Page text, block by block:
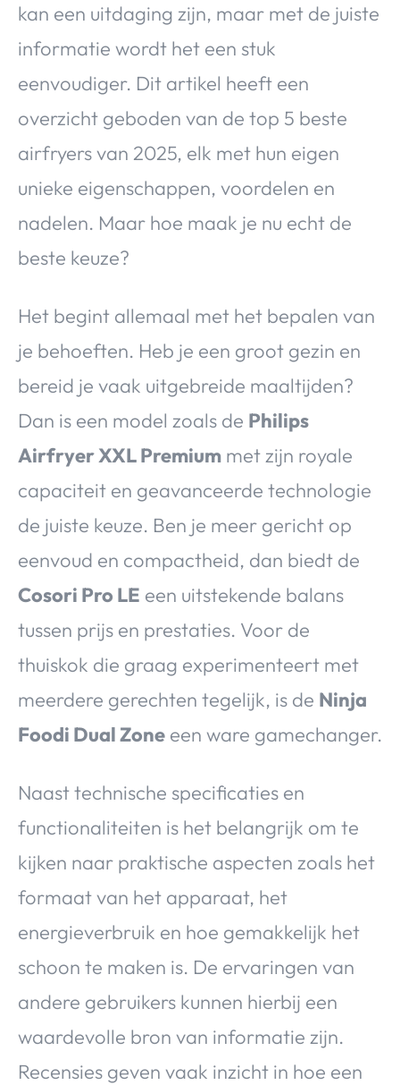
kan een uitdaging zijn, maar met de juiste
informatie wordt het een stuk
eenvoudiger. Dit artikel heeft een
overzicht geboden van de top 5 beste
airfryers van 2025, elk met hun eigen
unieke eigenschappen, voordelen en
nadelen. Maar hoe maak je nu echt de
beste keuze?
Het begint allemaal met het bepalen van
je behoeften. Heb je een groot gezin en
bereid je vaak uitgebreide maaltijden?
Dan is een model zoals de Philips
Airfryer XXL Premium met zijn royale
capaciteit en geavanceerde technologie
de juiste keuze. Ben je meer gericht op
eenvoud en compactheid, dan biedt de
Cosori Pro LE een uitstekende balans
tussen prijs en prestaties. Voor de
thuiskok die graag experimenteert met
meerdere gerechten tegelijk, is de Ninja
Foodi Dual Zone een ware gamechanger.
Naast technische specificaties en
functionaliteiten is het belangrijk om te
kijken naar praktische aspecten zoals het
formaat van het apparaat, het
energieverbruik en hoe gemakkelijk het
schoon te maken is. De ervaringen van
andere gebruikers kunnen hierbij een
waardevolle bron van informatie zijn.
Recensies geven vaak inzicht in hoe een